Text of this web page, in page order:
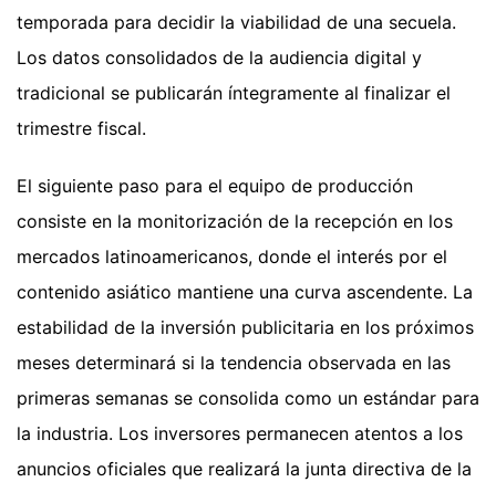
temporada para decidir la viabilidad de una secuela.
Los datos consolidados de la audiencia digital y
tradicional se publicarán íntegramente al finalizar el
trimestre fiscal.
El siguiente paso para el equipo de producción
consiste en la monitorización de la recepción en los
mercados latinoamericanos, donde el interés por el
contenido asiático mantiene una curva ascendente. La
estabilidad de la inversión publicitaria en los próximos
meses determinará si la tendencia observada en las
primeras semanas se consolida como un estándar para
la industria. Los inversores permanecen atentos a los
anuncios oficiales que realizará la junta directiva de la